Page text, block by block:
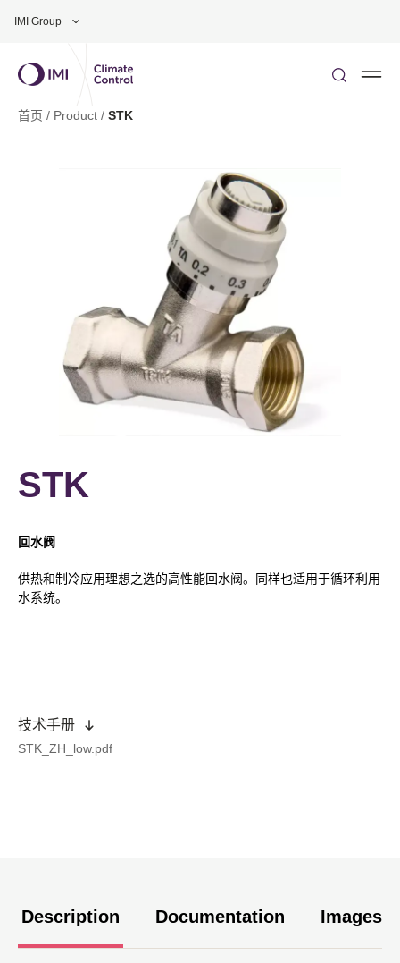
IMI Group
首页 / Product / STK
STK
回水阀
供热和制冷应用理想之选的高性能回水阀。同样也适用于循环利用
水系统。
技术手册
STK_ZH_low.pdf
Description Documentation Images